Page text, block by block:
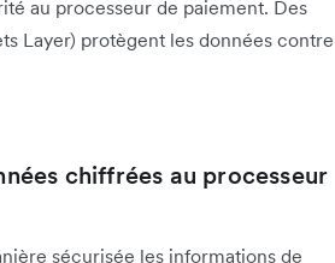
au processeur de paiement. Des
Layer) protègent les données contre
chiffrées au processeur
sécurisée les informations de